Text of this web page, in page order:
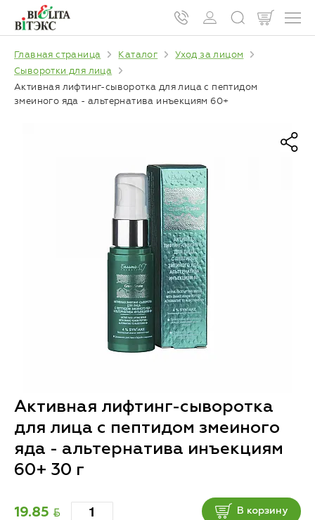
Главная страница Каталог
Уход за лицом
Сыворотки для лица
Активная лифтинг-сыворотка для лица с пептидом
змеиного яда - альтернатива инъекциям 60+
Активная лифтинг-сыворотка
для лица с пептидом змеиного
яда - альтернатива инъекциям
60+ 30 г
19.85 BYN В корзину